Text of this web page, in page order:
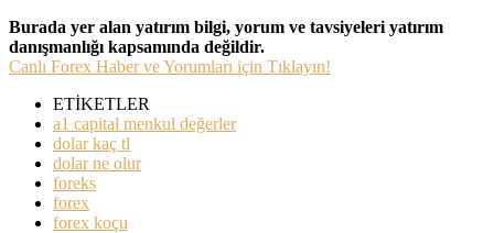
Burada yer alan yatırım bilgi, yorum ve tavsiyeleri yatırım
danışmanlığı kapsamında değildir.
Canlı Forex Haber ve Yorumları için Tıklayın!
ETİKETLER
a1 capital menkul değerler
dolar kaç tl
dolar ne olur
foreks
forex
forex koçu